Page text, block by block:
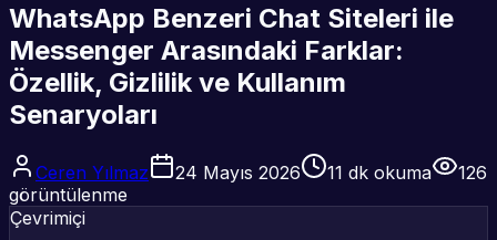
WhatsApp Benzeri Chat Siteleri ile
Messenger Arasındaki Farklar:
Özellik, Gizlilik ve Kullanım
Senaryoları
Ceren Yılmaz 24 Mayıs 2026 11 dk okuma
126
görüntülenme
Çevrimiçi